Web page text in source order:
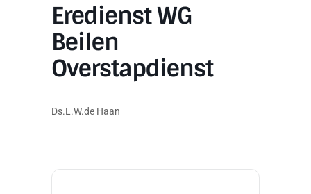
Eredienst WG
Beilen
Overstapdienst
Ds.L.W.de Haan